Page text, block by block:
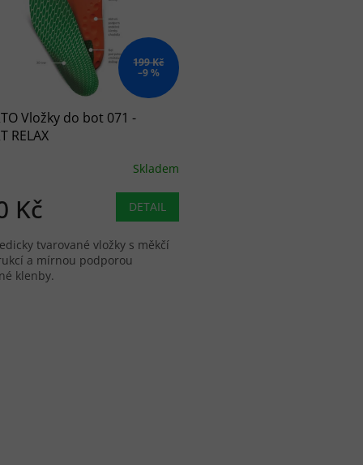
199 Kč
–9 %
Vložky do bot 071 -
RELAX
Skladem
Kč DETAIL
tvarované vložky s měkčí
a mírnou podporou
klenby.